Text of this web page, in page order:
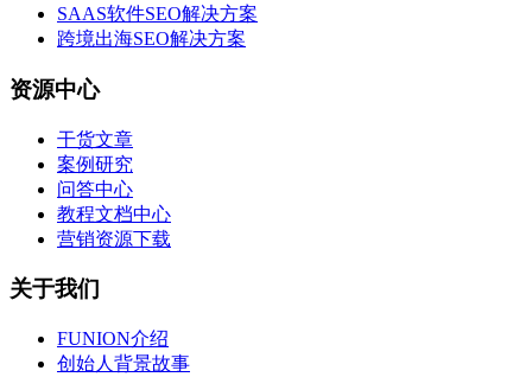
SAAS软件SEO解决方案
跨境出海SEO解决方案
资源中心
干货文章
案例研究
问答中心
教程文档中心
营销资源下载
关于我们
FUNION介绍
创始人背景故事